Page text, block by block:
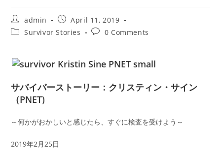
Post
author:
admin
Post
published:
April 11, 2019
PostSurvivor Stories
Post0 Comments
サバイバーストーリー：クリスティン・サイン
（PNET)
～何かがおかしいと感じたら、すぐに検査を受けよう～
2019年2月25日